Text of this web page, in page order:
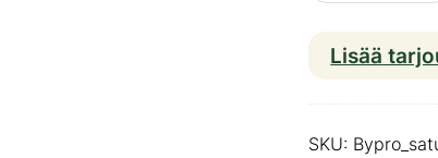
Lisää
SKU: